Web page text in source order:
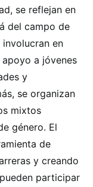
se reflejan en
del campo de
en
a jóvenes
y
se organizan
mixtos
género. El
de
y creando
participar